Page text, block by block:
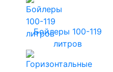
Бойлеры 100-119
литров